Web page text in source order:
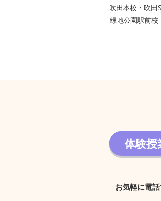
吹田本校・吹田
緑地公園駅前校
体験
体験授
お気軽に電